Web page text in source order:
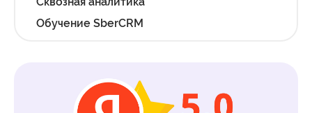
Обучение SberCRM